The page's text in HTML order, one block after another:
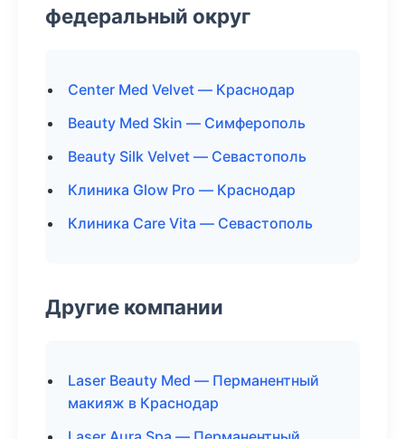
федеральный округ
Center Med Velvet — Краснодар
Beauty Med Skin — Симферополь
Beauty Silk Velvet — Севастополь
Клиника Glow Pro — Краснодар
Клиника Care Vita — Севастополь
Другие компании
Laser Beauty Med — Перманентный
макияж в Краснодар